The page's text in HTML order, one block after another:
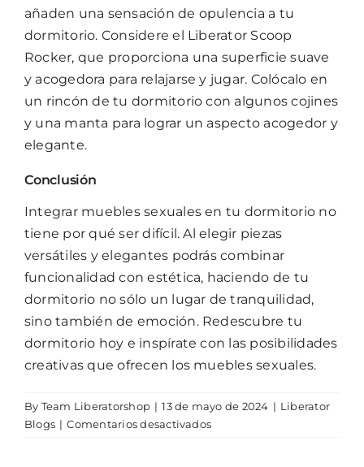
añaden una sensación de opulencia a tu
dormitorio. Considere el Liberator Scoop
Rocker, que proporciona una superficie suave
y acogedora para relajarse y jugar. Colócalo en
un rincón de tu dormitorio con algunos cojines
y una manta para lograr un aspecto acogedor y
elegante.
Conclusión
Integrar muebles sexuales en tu dormitorio no
tiene por qué ser difícil. Al elegir piezas
versátiles y elegantes podrás combinar
funcionalidad con estética, haciendo de tu
dormitorio no sólo un lugar de tranquilidad,
sino también de emoción. Redescubre tu
dormitorio hoy e inspírate con las posibilidades
creativas que ofrecen los muebles sexuales.
By Team Liberatorshop | 13 de mayo de 2024 | Liberator
Blogs | Comentarios desactivadosen